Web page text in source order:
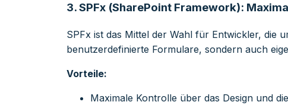
3.SPFx (SharePoint Framework):
SPFx ist das Mittel der Wahl für Entwickler, die
benutzerdefinierte Formulare, sondern auch
Vorteile:
Maximale Kontrolle über das Design und